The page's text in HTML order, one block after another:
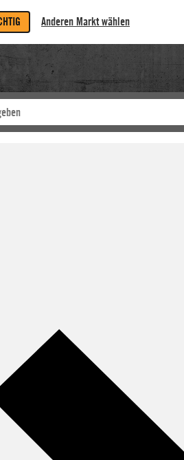
Anderen Markt wählen